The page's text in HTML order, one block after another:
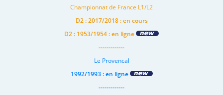
Championnat de France L1/L2
D2 : 2017/2018 : en cours
D2 : 1953/1954 : en ligne
-------------
Le Provencal
1992/1993 : en ligne
-------------